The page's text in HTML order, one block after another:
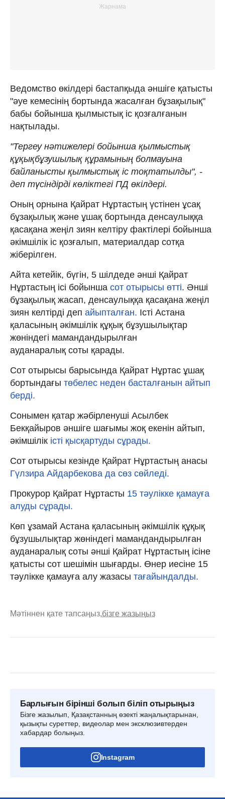
Ведомство өкілдері бастапқыда әншіге қатысты
"әуе кемесінің бортында жасалған бұзақылық"
бабы бойынша қылмыстық іс қозғалғанын
нақтылады.
"Тергеу нәтижелері бойынша қылмыстық
құқықбұзушылық құрамының болмауына
байланысты қылмыстық іс тоқтатылды", -
деп түсіндірді көліктегі ПД өкілдері.
Оның орнына Қайрат Нұртастың үстінен ұсақ
бұзақылық және ұшақ бортында денсаулыққа
қасақана жеңіл зиян келтіру фактілері бойынша
әкімшілік іс қозғалып, материалдар сотқа
жіберілген.
Айта кетейік, бүгін, 5 шілдеде әнші Қайрат
Нұртастың ісі бойынша сот отырысы өтті. Әнші
бұзақылық жасап, денсаулыққа қасақана жеңіл
зиян келтірді деп айыпталған. Істі Астана
қаласының әкімшілік құқық бұзушылықтар
жөніндегі мамандандырылған
ауданаралық соты қарады.
Сот отырысы барысында Қайрат Нұртас ұшақ
бортындағы төбелес неден басталғанын айтып
берді.
Сонымен қатар жәбірленуші Асылбек
Бекқайыров әншіге шағымы жоқ екенін айтып,
әкімшілік істі қысқартуды сұрады.
Сот отырысы кезінде Қайрат Нұртастың анасы
Гүлзира Айдарбекова да сөз сөйледі.
Прокурор Қайрат Нұртасты 15 тәулікке қамауға
алуды сұрады.
Көп ұзамай Астана қаласының әкімшілік құқық
бұзушылықтар жөніндегі мамандандырылған
ауданаралық соты әнші Қайрат Нұртастың ісіне
қатысты сот шешімін шығарды. Өнер иесіне 15
тәулікке қамауға алу жазасы тағайындалды.
Мәтіннен қате тапсаңыз,бізге жазыңыз
Барлығын бірінші болып біліп отырыңыз
Бізге жазылып, Қазақстанның өзекті жаңалықтарынан,
қызықты суреттер, видеолар мен эксклюзивтерден
хабардар болыңыз.
Instagram